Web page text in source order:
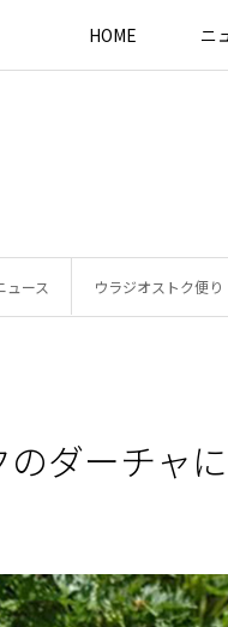
HOME ニ
ュース ウラジオストク便り
ダーチャ